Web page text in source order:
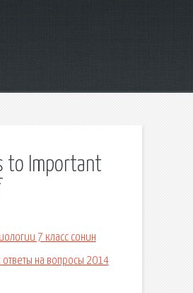
to Important
7 класс сонин
ответы на вопросы 2014